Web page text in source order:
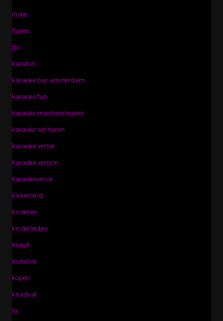
inzee
itunes
jbl
karafun
karaoke bar amsterdam
karaoke fun
karaoke machine huren
karaoke set huren
karaoke versie
karaoke version
karaokeversie
kikkerland
kinderen
kinderliedjes
knauf
kodaline
kopen
kruidvat
la